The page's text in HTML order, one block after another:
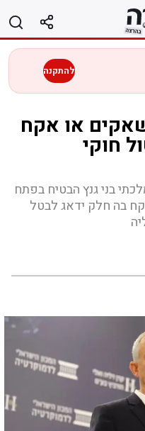
להתקנה
או אקח
חוקי
בני גנץ הבטיח בפתח
בה חלק ידאג לבטל